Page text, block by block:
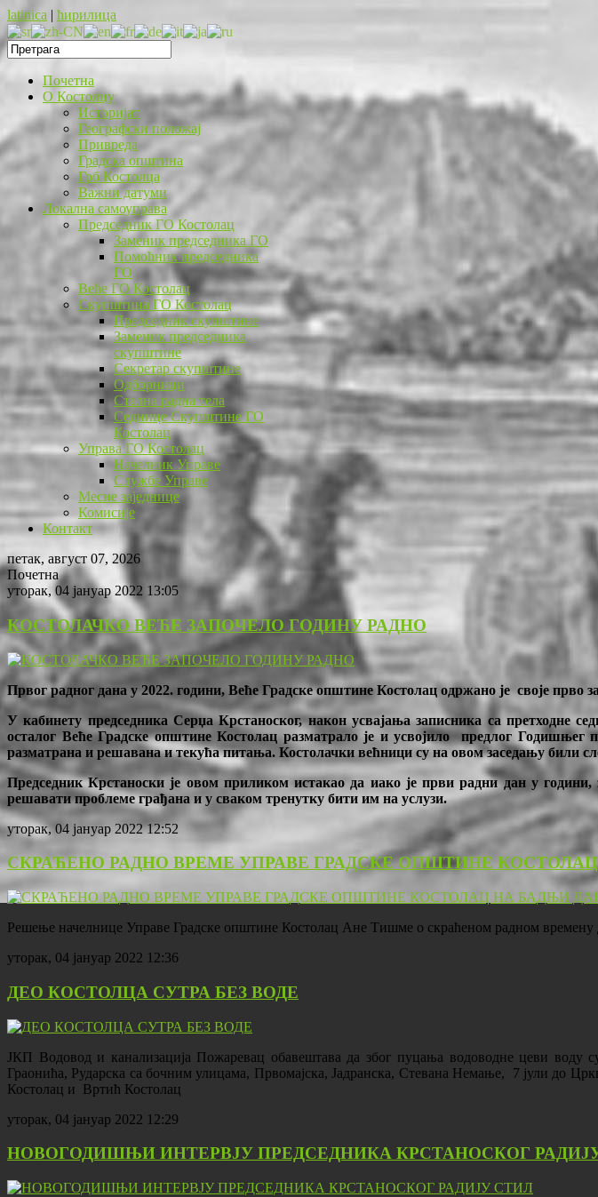
latinica | ћирилица
Почетна
O Костолцу
Историјат
Географски положај
Привреда
Градска општина
Грб Костолца
Важни датуми
Локална самоуправа
Председник ГО Костолац
Заменик председника ГО
Помоћник председника
ГО
Веће ГО Костолац
Скупштина ГО Костолац
Председник скупштине
Заменик председника
скупштине
Секретар скупштине
Одборници
Стална радна тела
Седнице Скупштине ГО
Костолац
Управа ГО Костолац
Начелник Управе
Службе Управе
Месне заједнице
Комисије
Контакт
петак, август 07, 2026
Почетна
уторак, 04 јануар 2022 13:05
КОСТОЛАЧКО ВЕЋЕ ЗАПОЧЕЛО ГОДИНУ РАДНО
Првог радног данa у 2022. години, Веће Градске општине Костолац одржано је своје прво
У кабинету председника Серџа Крстаноског, након усвајања записника са
осталог Веће Градске општине Костолац разматрало је и усвојило предлог Годишњег
разматрана и решавана и текућа питања. Костолачки већници су на овом заседању били
Председник Крстаноски је овом приликом истакао да иако је први радни дан у
решавати проблеме грађана и у сваком тренутку бити им на услузи.
уторак, 04 јануар 2022 12:52
СКРАЋЕНО РАДНО ВРЕМЕ УПРАВЕ ГРАДСКЕ ОПШТИНЕ КОСТОЛАЦ
Решење начелнице Управе Градске општине Костолац Ане Тишме о скраћеном радном времену
уторак, 04 јануар 2022 12:36
ДЕО КОСТОЛЦА СУТРА БЕЗ ВОДЕ
ЈКП Водовод и канализација Пожаревац обавештава да због пуцања водоводне цеви
Граонића, Рударска са бочним улицама, Првомајска, Јадранска, Стевана Немање, 7 јули до
Костолац и Вртић Костолац
уторак, 04 јануар 2022 12:29
НОВОГОДИШЊИ ИНТЕРВЈУ ПРЕДСЕДНИКА КРСТАНОСКОГ